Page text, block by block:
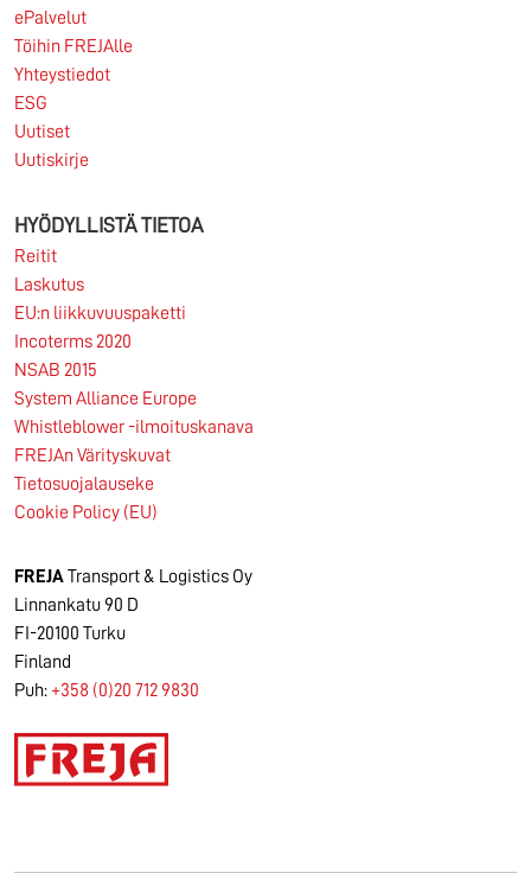
asiakkuuksien kehittämisen ammattilaisia FREJA
Transport & Logistics on yksi...
ePalvelut
Töihin FREJAlle
Yhteystiedot
ESG
Uutiset
Uutiskirje
HYÖDYLLISTÄ TIETOA
Reitit
Laskutus
EU:n liikkuvuuspaketti
Incoterms 2020
NSAB 2015
System Alliance Europe
Whistleblower -ilmoituskanava
FREJAn Värityskuvat
Tietosuojalauseke
Cookie Policy (EU)
FREJATransport & Logistics Oy
Linnankatu 90 D
FI-20100 Turku
Finland
Puh: +358 (0)20 712 9830